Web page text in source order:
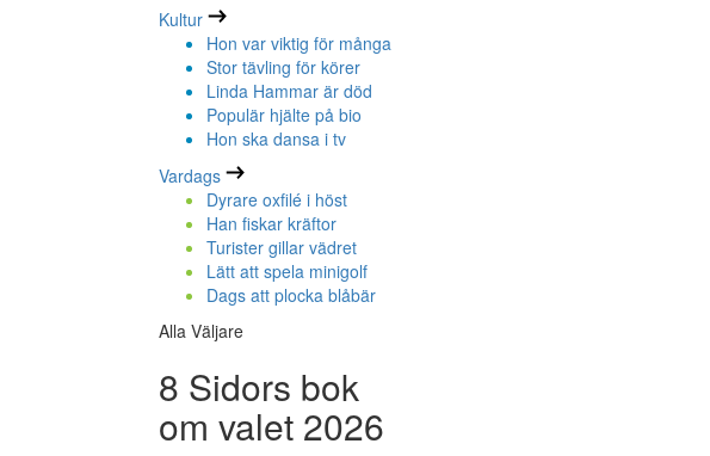
Kultur
Hon var viktig för många
Stor tävling för körer
Linda Hammar är död
Populär hjälte på bio
Hon ska dansa i tv
Vardags
Dyrare oxfilé i höst
Han fiskar kräftor
Turister gillar vädret
Lätt att spela minigolf
Dags att plocka blåbär
Alla Väljare
8 Sidors bok
om valet 2026